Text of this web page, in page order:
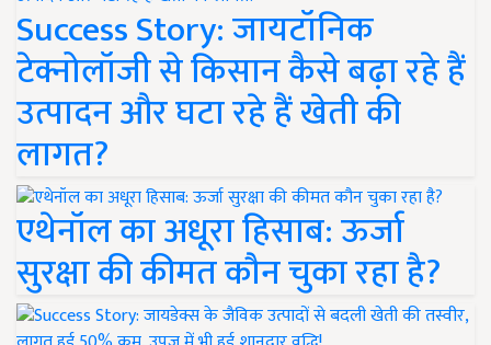
Success Story: जायटॉनिक
टेक्नोलॉजी से किसान कैसे बढ़ा रहे हैं
उत्पादन और घटा रहे हैं खेती की
लागत?
एथेनॉल का अधूरा हिसाब: ऊर्जा
सुरक्षा की कीमत कौन चुका रहा है?